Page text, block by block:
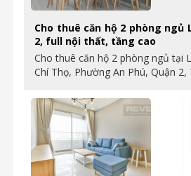
Cho thuê căn hộ 2 phòng ngủ
2, full nội thất, tầng cao
Cho thuê căn hộ 2 phòng ngủ tại
Chí Thọ, Phường An Phú, Quận 2,